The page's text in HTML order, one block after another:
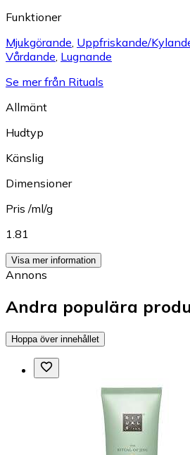
Funktioner
Mjukgörande, Uppfriskande/
Vårdande, Lugnande
Se mer från Rituals
Allmänt
Hudtyp
Känslig
Dimensioner
Pris /ml/g
1.81
Visa mer information
Annons
Andra populära
Hoppa över innehållet